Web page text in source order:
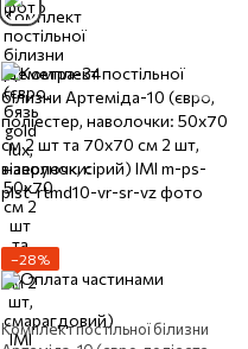
−28%
Комплект постільної білизни